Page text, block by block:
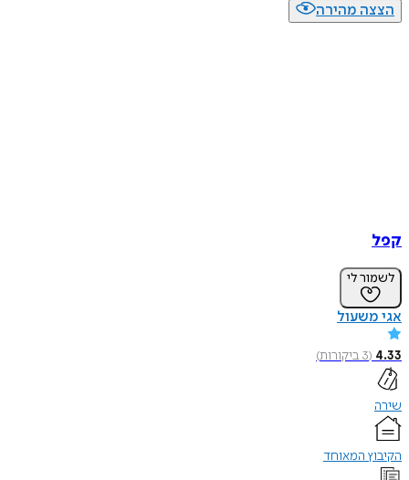
הצצה מהירה
קפל
לשמור לי
אגי משעול
4.33
(
3ביקורות)
שירה
הקיבוץ המאוחד